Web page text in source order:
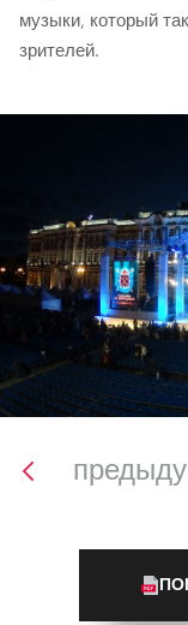
музыки, который
зрителей.